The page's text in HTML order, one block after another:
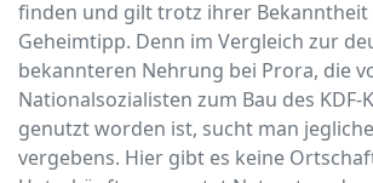
finden und gilt trotz ihrer Bekanntheit
Geheimtipp. Denn im Vergleich zur
bekannteren Nehrung bei Prora, die
Nationalsozialisten zum Bau des KDF-
genutzt worden ist, sucht man
vergebens. Hier gibt es keine